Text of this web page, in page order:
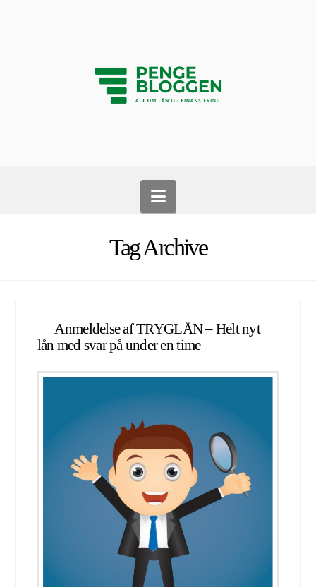
Navigation
Tag Archive
Anmeldelse af TRYGLÅN – Helt nyt
lån med svar på under en time